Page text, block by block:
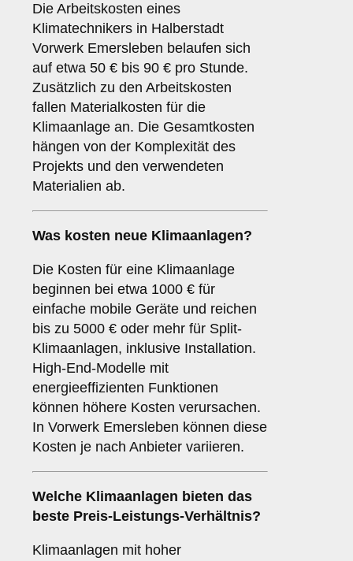
Die Arbeitskosten eines
Klimatechnikers in Halberstadt
Vorwerk Emersleben belaufen sich
auf etwa 50 € bis 90 € pro Stunde.
Zusätzlich zu den Arbeitskosten
fallen Materialkosten für die
Klimaanlage an. Die Gesamtkosten
hängen von der Komplexität des
Projekts und den verwendeten
Materialien ab.
Was kosten neue Klimaanlagen?
Die Kosten für eine Klimaanlage
beginnen bei etwa 1000 € für
einfache mobile Geräte und reichen
bis zu 5000 € oder mehr für Split-
Klimaanlagen, inklusive Installation.
High-End-Modelle mit
energieeffizienten Funktionen
können höhere Kosten verursachen.
In Vorwerk Emersleben können diese
Kosten je nach Anbieter variieren.
Welche Klimaanlagen bieten das
beste Preis-Leistungs-Verhältnis?
Klimaanlagen mit hoher